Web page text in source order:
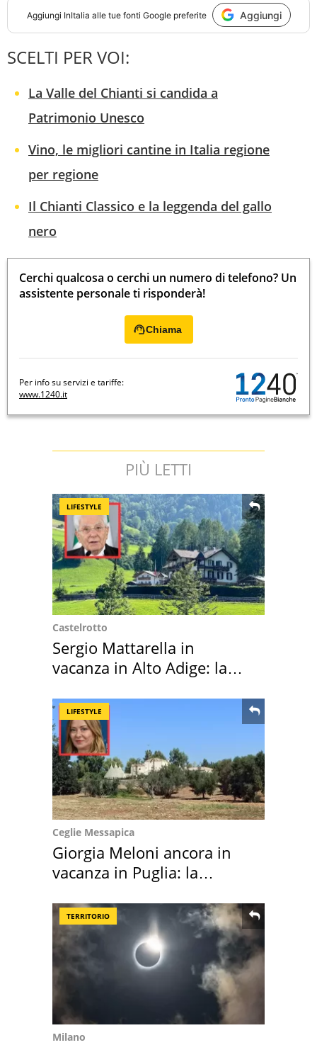
Aggiungi InItalia alle tue fonti Google preferite Aggiungi
SCELTI PER VOI:
La Valle del Chianti si candida a
Patrimonio Unesco
Vino, le migliori cantine in Italia regione
per regione
Il Chianti Classico e la leggenda del gallo
nero
Cerchi qualcosa o cerchi un numero di telefono? Un
assistente personale ti risponderà!
Chiama
Per info su servizi e tariffe:
www.1240.it
PIÙ LETTI
LIFESTYLE
Castelrotto
Sergio Mattarella in
vacanza in Alto Adige: la
LIFESTYLE
Ceglie Messapica
Giorgia Meloni ancora in
vacanza in Puglia: la
TERRITORIO
Milano